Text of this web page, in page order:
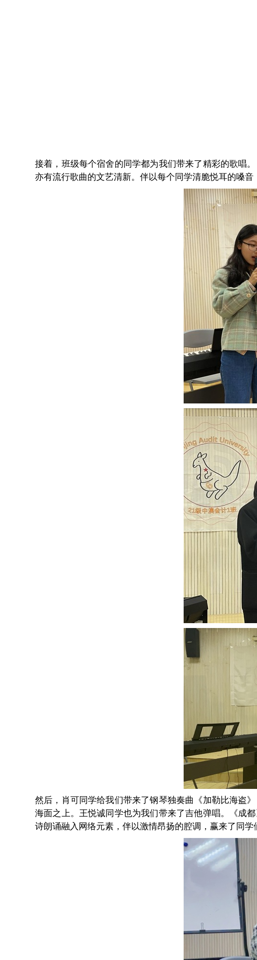
接着，班级每个宿舍的同学都为我们带来了精彩的歌唱
亦有流行歌曲的文艺清新。伴以每个同学清脆悦耳的嗓
然后，肖可同学给我们带来了钢琴独奏曲《加勒比海盗
海面之上。王悦诚同学也为我们带来了吉他弹唱。《成
诗朗诵融入网络元素，伴以激情昂扬的腔调，赢来了同学